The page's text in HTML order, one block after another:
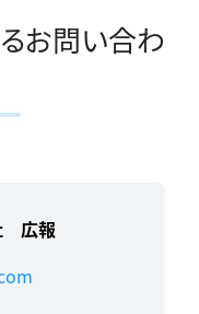
お問い合わ
広報